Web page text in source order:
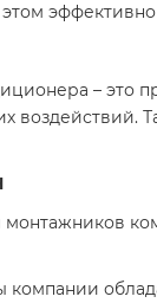
– это
воздействий.
монтажников
компании